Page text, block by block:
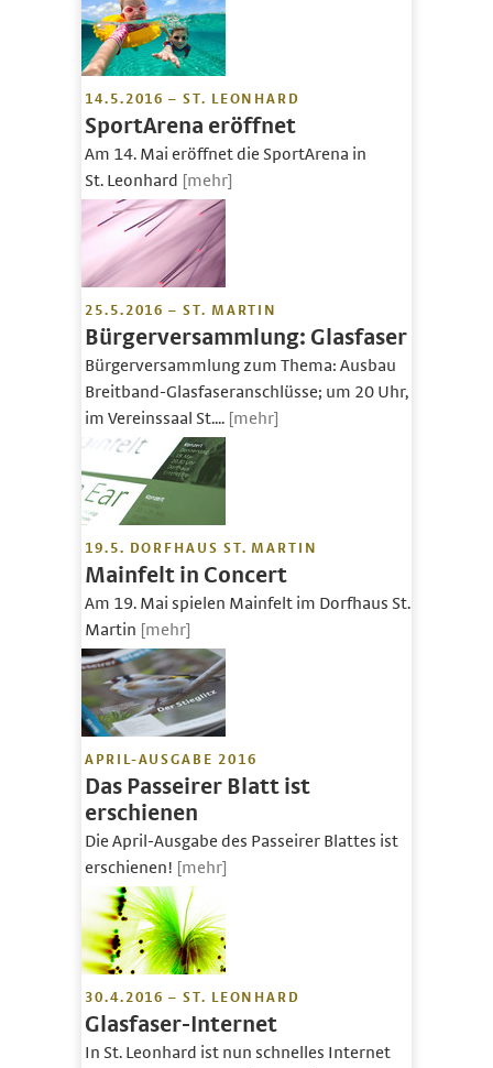
14.5.2016 – ST. LEONHARD
SportArena eröffnet
Am 14. Mai eröffnet die SportArena in
St. Leonhard [mehr]
25.5.2016 – ST. MARTIN
Bürgerversammlung: Glasfaser
Bürgerversammlung zum Thema: Ausbau
Breitband-Glasfaseranschlüsse; um 20 Uhr,
im Vereinssaal St.... [mehr]
19.5. DORFHAUS ST. MARTIN
Mainfelt in Concert
Am 19. Mai spielen Mainfelt im Dorfhaus St.
Martin [mehr]
APRIL-AUSGABE 2016
Das Passeirer Blatt ist
erschienen
Die April-Ausgabe des Passeirer Blattes ist
erschienen! [mehr]
30.4.2016 – ST. LEONHARD
Glasfaser-Internet
In St. Leonhard ist nun schnelles Internet